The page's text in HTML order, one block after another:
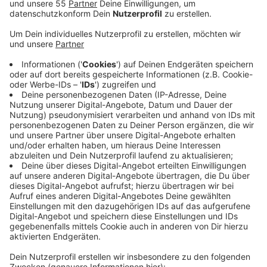
Die Stadt hat einiges vor mit der Glockenspitzhalle:
Unter anderem soll die Fassade und das Dach
energetisch saniert, die Tribünen auf Vordermann
gebracht - und die Hallentechnik auf den neusten
Stand gebracht werden. Auch die Sanitärbereiche
werden erneuert. Die Kosten hierfür liegen bei rund 14
Millionen Euro. Für all das sucht das Zentrale
Gebäudemanagement jetzt nach Firmen, die die
Arbeiten durchführen können. Für die muss die
Glockenspitzhalle über ein Jahr geschlossen werden.
Wohin die betroffenen Vereine und der Sportunterricht
der benachbarten Berufsschule ausweichen können,
werde aktuell geprüft. Für die Handballer der HSG ist
derweil die Yayla-Arena als Ersatz-Spielort im